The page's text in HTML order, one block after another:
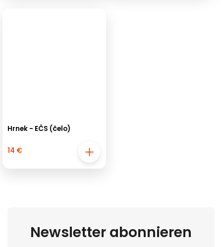
Hrnek - EČS (čelo)
14 €
Newsletter abonnieren